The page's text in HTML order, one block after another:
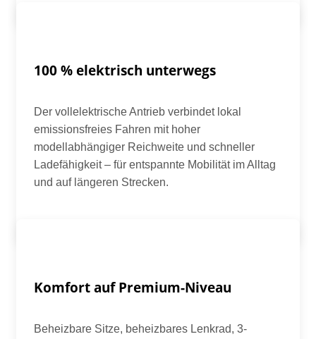
100 % elektrisch unterwegs
Der vollelektrische Antrieb verbindet lokal
emissionsfreies Fahren mit hoher
modellabhängiger Reichweite und schneller
Ladefähigkeit – für entspannte Mobilität im Alltag
und auf längeren Strecken.
Komfort auf Premium-Niveau
Beheizbare Sitze, beheizbares Lenkrad, 3-